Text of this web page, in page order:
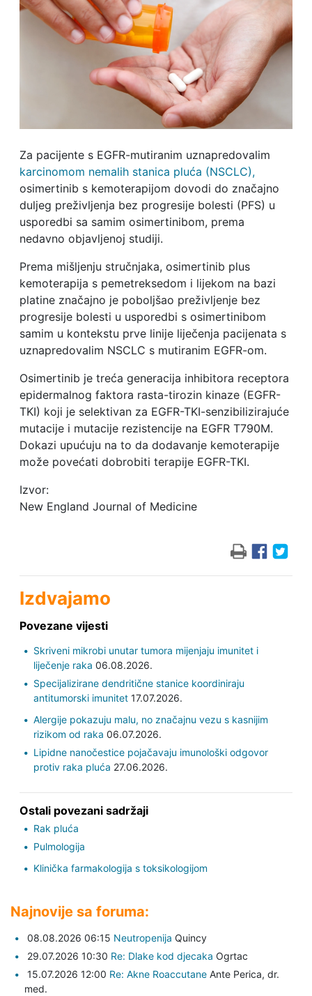
Za pacijente s EGFR-mutiranim uznapredovalim
karcinomom nemalih stanica pluća (NSCLC),
osimertinib s kemoterapijom dovodi do značajno
duljeg preživljenja bez progresije bolesti (PFS) u
usporedbi sa samim osimertinibom, prema
nedavno objavljenoj studiji.
Prema mišljenju stručnjaka, osimertinib plus
kemoterapija s pemetreksedom i lijekom na bazi
platine značajno je poboljšao preživljenje bez
progresije bolesti u usporedbi s osimertinibom
samim u kontekstu prve linije liječenja pacijenata s
uznapredovalim NSCLC s mutiranim EGFR-om.
Osimertinib je treća generacija inhibitora receptora
epidermalnog faktora rasta-tirozin kinaze (EGFR-
TKI) koji je selektivan za EGFR-TKI-senzibilizirajuće
mutacije i mutacije rezistencije na EGFR T790M.
Dokazi upućuju na to da dodavanje kemoterapije
može povećati dobrobiti terapije EGFR-TKI.
Izvor:
New England Journal of Medicine
Izdvajamo
Povezane vijesti
Skriveni mikrobi unutar tumora mijenjaju imunitet i
liječenje raka 06.08.2026.
Specijalizirane dendritične stanice koordiniraju
antitumorski imunitet17.07.2026.
Alergije pokazuju malu, no značajnu vezu s kasnijim
rizikom od raka 06.07.2026.
Lipidne nanočestice pojačavaju imunološki odgovor
protiv raka pluća 27.06.2026.
Ostali povezani sadržaji
Rak pluća
Pulmologija
Klinička farmakologija s toksikologijom
Najnovije sa foruma:
08.08.2026 06:15 Neutropenija Quincy
29.07.2026 10:30 Re: Dlake kod djecaka Ogrtac
15.07.2026 12:00 Re: Akne Roaccutane Ante Perica, dr.
med.